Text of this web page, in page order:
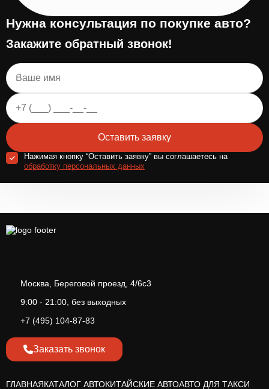
Нужна консультация по покупке авто?
Закажите обратный звонок!
Оставить заявку
Нажимая кнопку “Оставить заявку” вы соглашаетесь на
обработку персональных данных
Москва, Береговой проезд, 4/6с3
9:00 - 21:00, без выходных
+7 (495) 104-87-83
Заказать звонок
ГЛАВНАЯКАТАЛОГ АВТОКИТАЙСКИЕ АВТОАВТО ДЛЯ ТАКСИ